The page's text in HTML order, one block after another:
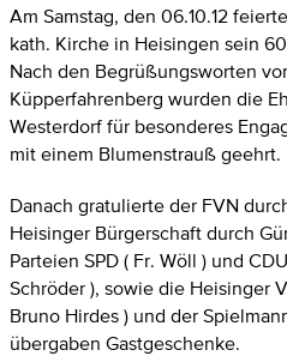
Am Samstag, den 06.10.12
kath. Kirche in Heisingen sein
Nach den Begrüßungsworten
Küpperfahrenberg wurden die
Westerdorf für besonderes
mit einem Blumenstrauß geehrt.
Danach gratulierte der FVN
Heisinger Bürgerschaft durch
Parteien SPD ( Fr. Wöll ) und
Schröder ), sowie die Heisinger
Bruno Hirdes ) und der
übergaben Gastgeschenke.